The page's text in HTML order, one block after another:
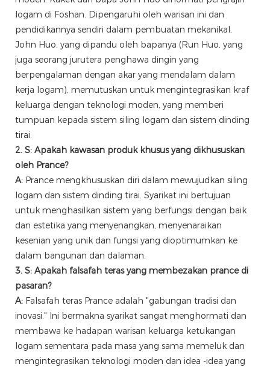
logam di Foshan. Dipengaruhi oleh warisan ini dan
pendidikannya sendiri dalam pembuatan mekanikal,
John Huo, yang dipandu oleh bapanya (Run Huo, yang
juga seorang jurutera penghawa dingin yang
berpengalaman dengan akar yang mendalam dalam
kerja logam), memutuskan untuk mengintegrasikan kraf
keluarga dengan teknologi moden, yang memberi
tumpuan kepada sistem siling logam dan sistem dinding
tirai.
2. S: Apakah kawasan produk khusus yang dikhususkan
oleh Prance?
A: Prance mengkhususkan diri dalam mewujudkan siling
logam dan sistem dinding tirai. Syarikat ini bertujuan
untuk menghasilkan sistem yang berfungsi dengan baik
dan estetika yang menyenangkan, menyenaraikan
kesenian yang unik dan fungsi yang dioptimumkan ke
dalam bangunan dan dalaman.
3. S: Apakah falsafah teras yang membezakan prance di
pasaran?
A: Falsafah teras Prance adalah "gabungan tradisi dan
inovasi." Ini bermakna syarikat sangat menghormati dan
membawa ke hadapan warisan keluarga ketukangan
logam sementara pada masa yang sama memeluk dan
mengintegrasikan teknologi moden dan idea -idea yang